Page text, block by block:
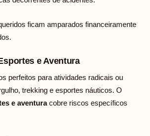
ficam amparados financeiramente
e Aventura
perfeitos para atividades radicais ou
trekking e esportes náuticos. O
e aventuracobre riscos específicos